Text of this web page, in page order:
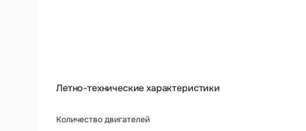
Летно-технические характеристики
Количество двигателей